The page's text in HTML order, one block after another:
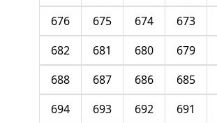
673
674
675
676
679
680
681
682
685
686
687
688
691
692
693
694